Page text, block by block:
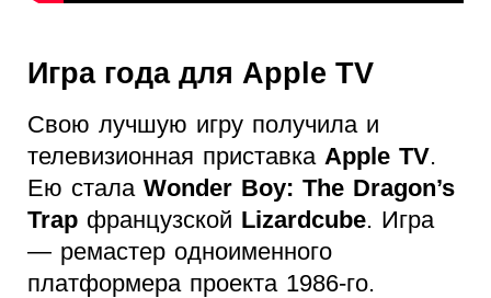
Игра года для Apple TV
Свою лучшую игру получила и
телевизионная приставка Apple TV.
Ею стала Wonder Boy: The Dragon’s
Trap французской Lizardcube. Игра
— ремастер одноименного
платформера проекта 1986-го.